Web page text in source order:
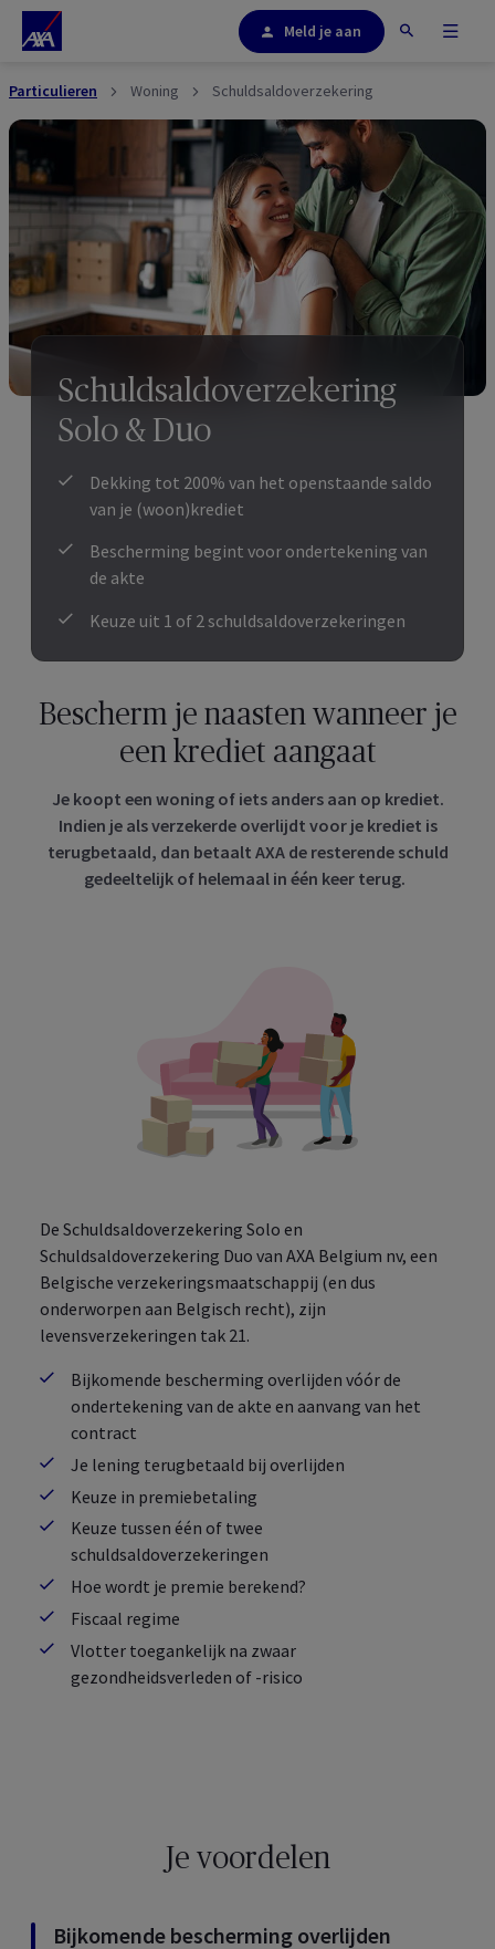
Meld je aan
Particulieren Woning Schuldsaldoverzekering
Schuldsaldoverzekering
Solo & Duo
Dekking tot 200% van het openstaande saldo
van je (woon)krediet
Bescherming begint voor ondertekening van
de akte
Keuze uit 1 of 2 schuldsaldoverzekeringen
Bescherm je naasten wanneer je
een krediet aangaat
Je koopt een woning of iets anders aan op krediet.
Indien je als verzekerde overlijdt voor je krediet is
terugbetaald, dan betaalt AXA de resterende schuld
gedeeltelijk of helemaal in één keer terug.
De Schuldsaldoverzekering Solo en
Schuldsaldoverzekering Duo van AXA Belgium nv, een
Belgische verzekeringsmaatschappij (en dus
onderworpen aan Belgisch recht), zijn
levensverzekeringen tak 21.
Bijkomende bescherming overlijden vóór de
ondertekening van de akte en aanvang van het
contract
Je lening terugbetaald bij overlijden
Keuze in premiebetaling
Keuze tussen één of twee
schuldsaldoverzekeringen
Hoe wordt je premie berekend?
Fiscaal regime
Vlotter toegankelijk na zwaar
gezondheidsverleden of -risico
Je voordelen
Bijkomende bescherming overlijden